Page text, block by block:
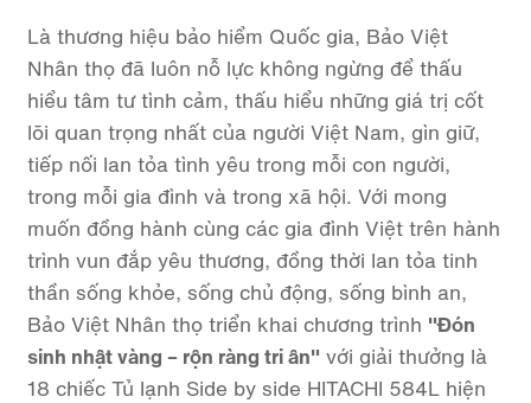
Là thương hiệu bảo hiểm Quốc gia, Bảo Việt
Nhân thọ đã luôn nỗ lực không ngừng để thấu
hiểu tâm tư tình cảm, thấu hiểu những giá trị cốt
lõi quan trọng nhất của người Việt Nam, gìn giữ,
tiếp nối lan tỏa tình yêu trong mỗi con người,
trong mỗi gia đình và trong xã hội. Với mong
muốn đồng hành cùng các gia đình Việt trên hành
trình vun đắp yêu thương, đồng thời lan tỏa tinh
thần sống khỏe, sống chủ động, sống bình an,
Bảo Việt Nhân thọ triển khai chương trình "Đón
sinh nhật vàng – rộn ràng tri ân" với giải thưởng là
18 chiếc Tủ lạnh Side by side HITACHI 584L hiện